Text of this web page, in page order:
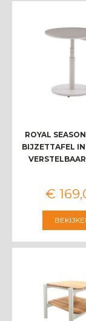
ROYAL
BIJZETTAFEL
€ 169,